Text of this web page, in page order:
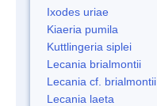
Ixodes uriae
Kiaeria pumila
Kuttlingeria siplei
Lecania brialmontii
Lecania cf. brialmontii
Lecania laeta